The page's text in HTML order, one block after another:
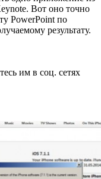
Вот оно точно
PowerPoint по
результату.
им в соц. сетях